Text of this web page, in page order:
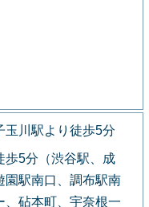
玉川駅より徒歩5分
歩5分（渋谷駅、成
園駅南口、調布駅南
、砧本町、宇奈根一